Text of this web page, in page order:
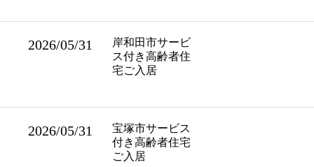
2026/05/31
岸和田市サービ
ス付き高齢者住
宅ご入居
2026/05/31
宝塚市サービス
付き高齢者住宅
ご入居